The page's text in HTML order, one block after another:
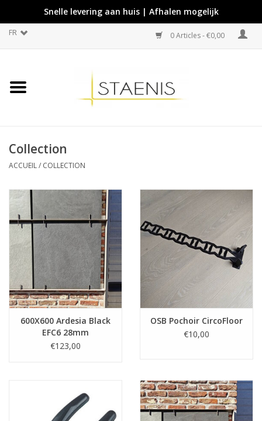
Snelle levering aan huis | Afhalen mogelijk
FR 0 Articles - €0,00
Collection
ACCUEIL/ COLLECTION
600X600 Ardesia Black
EFC6 28mm
€123,00
OSB Pochoir CircoFloor
€10,00